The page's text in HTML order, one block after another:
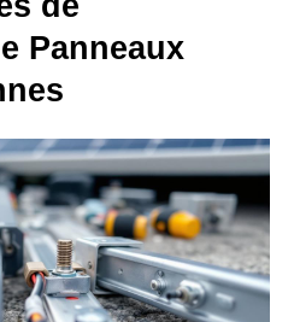
Panneaux